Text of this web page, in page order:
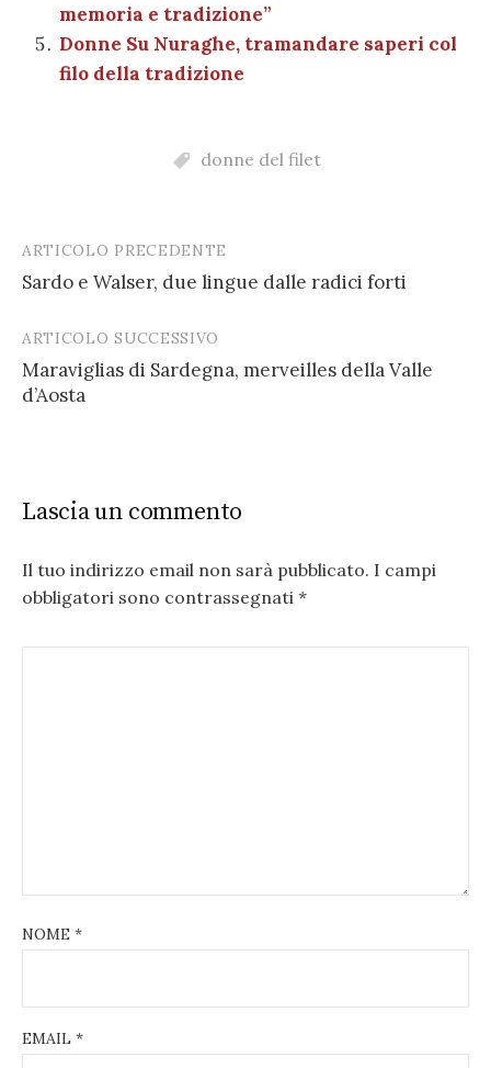
memoria e tradizione”
Donne Su Nuraghe, tramandare saperi col
filo della tradizione
donne del filet
Post
navigation
ARTICOLO PRECEDENTE
Sardo e Walser, due lingue dalle radici forti
ARTICOLO SUCCESSIVO
Maraviglias di Sardegna, merveilles della Valle
d’Aosta
Lascia un commento
Il tuo indirizzo email non sarà pubblicato. I campi
obbligatori sono contrassegnati *
NOME *
EMAIL *